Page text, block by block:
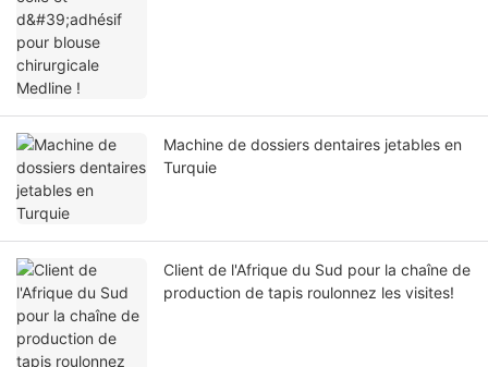
Machine de dossiers dentaires jetables en
Turquie
Client de l'Afrique du Sud pour la chaîne de
production de tapis roulonnez les visites!